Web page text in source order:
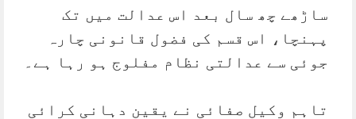
ساڑھے چھ سال بعد اس عدالت میں تک
پہنچا، اس قسم کی فضول قانونی چارہ
جوئی سے عدالتی نظام مفلوج ہو رہا ہے۔
تاہم وکیل صفائی نے یقین دہانی کرائی